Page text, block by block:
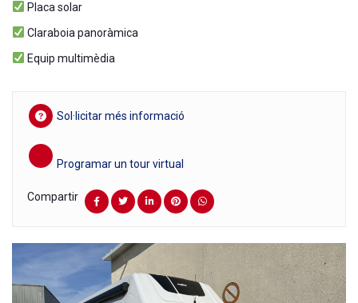
Placa solar
Claraboia panoràmica
Equip multimèdia
Sol·licitar més informació
Programar un tour virtual
Compartir